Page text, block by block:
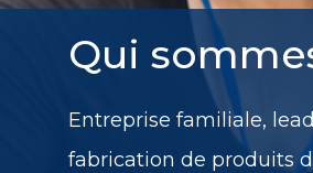
Qui
Entreprise familiale,
fabrication de produits